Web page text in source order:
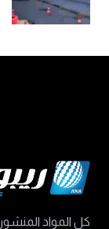
كل المواد